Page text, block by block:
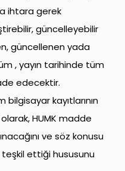
ihtara gerek
güncelleyebilir
güncellenen yada
, yayın tarihinde tüm
edecektir.
bilgisayar kayıtlarının
HUMK madde
ve söz konusu
teşkil ettiği hususunu